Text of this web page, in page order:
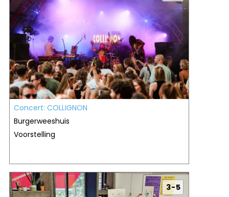
Concert: COLLIGNON
Burgerweeshuis
Voorstelling
3 - 5